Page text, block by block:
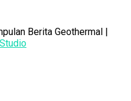
Berita Geothermal |